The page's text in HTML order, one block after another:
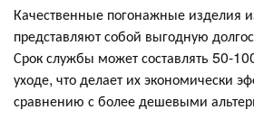
Качественные погонажные изделия
представляют собой выгодную
Срок службы может составлять 50-
уходе, что делает их экономически
сравнению с более дешевыми